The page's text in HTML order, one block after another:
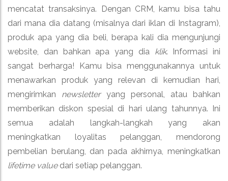
mencatat transaksinya. Dengan CRM, kamu bisa tahu
dari mana dia datang (misalnya dari iklan di Instagram),
produk apa yang dia beli, berapa kali dia mengunjungi
website, dan bahkan apa yang dia klik. Informasi ini
sangat berharga! Kamu bisa menggunakannya untuk
menawarkan produk yang relevan di kemudian hari,
mengirimkan newsletteryang personal, atau bahkan
memberikan diskon spesial di hari ulang tahunnya. Ini
semua adalah langkah-langkah yang akan
meningkatkan loyalitas pelanggan, mendorong
pembelian berulang, dan pada akhirnya, meningkatkan
lifetime valuedari setiap pelanggan.